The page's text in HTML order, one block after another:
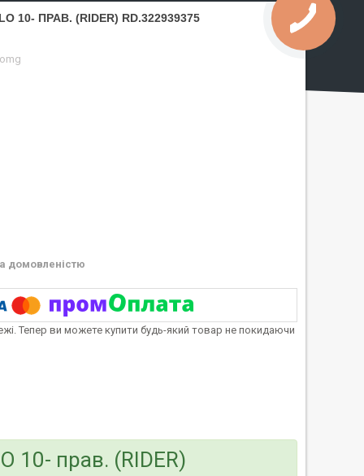
10- ПРАВ. (RIDER) RD.322939375
домовленістю
Тепер ви можете купити будь-який товар не покидаючи
10- прав. (RIDER)